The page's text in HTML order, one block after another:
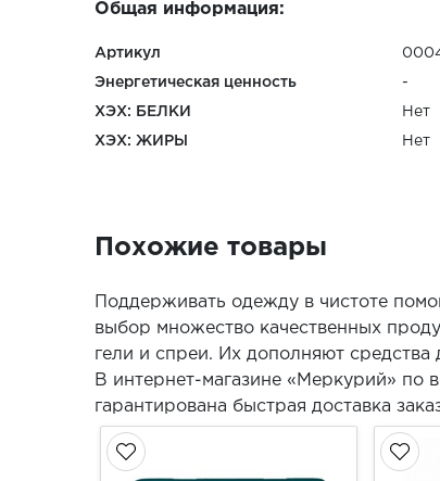
Общая информация:
Артикул
Энергетическая ценность -
ХЭХ: БЕЛКИ Нет
ХЭХ: ЖИРЫ Нет
Похожие товары
Поддерживать одежду в чистоте
выбор множество качественных
гели и спреи. Их дополняют
В интернет-магазине «Меркурий» по
гарантирована быстрая доставка